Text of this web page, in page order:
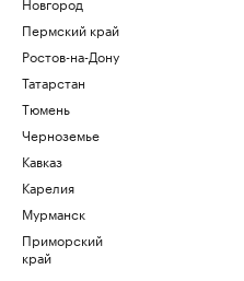
Пермский край
Ростов-на-Дону
Татарстан
Тюмень
Черноземье
Кавказ
Карелия
Мурманск
Приморский
край